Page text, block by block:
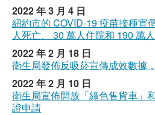
2022 年 3 月 4 日
紐約市的 COVID-19 疫苗接種宣
人死亡、 30 萬人住院和 190 萬
2022 年 2 月 18 日
衛生局發佈反吸菸宣傳成效數據
2022 年 2 月 10 日
衛生局宣佈開放「綠色售貨車」
證申請